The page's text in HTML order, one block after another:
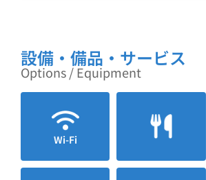
設備・備品・サービス
Options / Equipment
Wi-Fi